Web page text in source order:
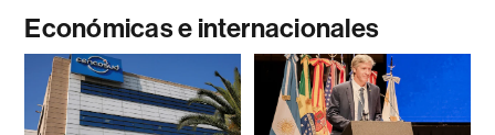
Económicas e internacionales